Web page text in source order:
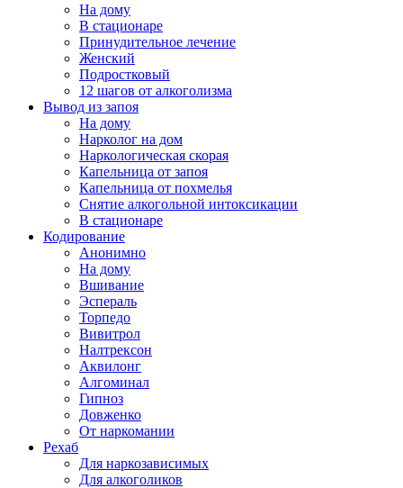
На дому
В стационаре
Принудительное лечение
Женский
Подростковый
12 шагов от алкоголизма
Вывод из запоя
На дому
Нарколог на дом
Наркологическая скорая
Капельница от запоя
Капельница от похмелья
Снятие алкогольной интоксикации
В стационаре
Кодирование
Анонимно
На дому
Вшивание
Эспераль
Торпедо
Вивитрол
Налтрексон
Аквилонг
Алгоминал
Гипноз
Довженко
От наркомании
Рехаб
Для наркозависимых
Для алкоголиков